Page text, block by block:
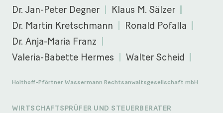
Dr. Jan-Peter Degner
Klaus M. Sälzer
Dr. Martin Kretschmann
Ronald Pofalla
Dr. Anja-Maria Franz
Valeria-Babette Hermes
Walter Scheid
Holthoff-Pförtner Wassermann Rechtsanwaltsgesellschaft mbH
WIRTSCHAFTSPRÜFER UND STEUERBERATER